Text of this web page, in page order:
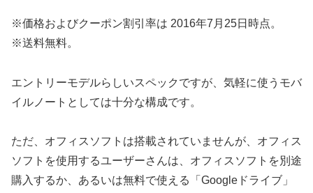
※価格およびクーポン割引率は 2016年7月25日時点。
※送料無料。
エントリーモデルらしいスペックですが、気軽に使うモバ
イルノートとしては十分な構成です。
ただ、オフィスソフトは搭載されていませんが、オフィス
ソフトを使用するユーザーさんは、オフィスソフトを別途
購入するか、あるいは無料で使える「Googleドライブ」